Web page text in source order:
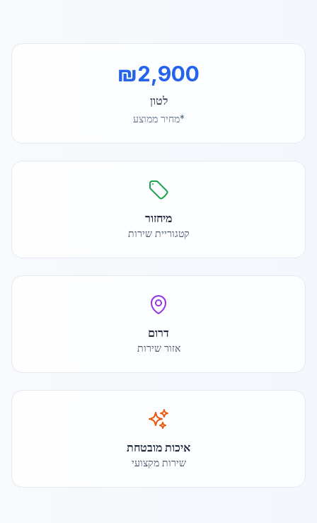
₪2,900
לטון
*מחיר ממוצע
מיחזור
קטגוריית שירות
דרום
אזור שירות
איכות מובטחת
שירות מקצועי